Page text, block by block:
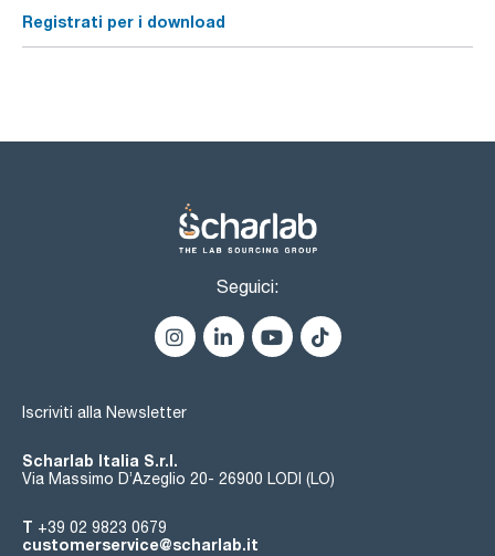
Registrati per i download
Seguici:
Iscriviti alla Newsletter
Scharlab Italia S.r.l.
Via Massimo D’Azeglio 20- 26900 LODI (LO)
T +39 02 9823 0679
customerservice@scharlab.it